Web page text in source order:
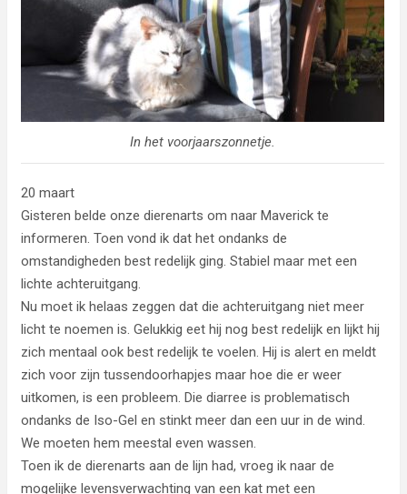
In het voorjaarszonnetje.
20 maart
Gisteren belde onze dierenarts om naar Maverick te
informeren. Toen vond ik dat het ondanks de
omstandigheden best redelijk ging. Stabiel maar met een
lichte achteruitgang.
Nu moet ik helaas zeggen dat die achteruitgang niet meer
licht te noemen is. Gelukkig eet hij nog best redelijk en lijkt hij
zich mentaal ook best redelijk te voelen. Hij is alert en meldt
zich voor zijn tussendoorhapjes maar hoe die er weer
uitkomen, is een probleem. Die diarree is problematisch
ondanks de Iso-Gel en stinkt meer dan een uur in de wind.
We moeten hem meestal even wassen.
Toen ik de dierenarts aan de lijn had, vroeg ik naar de
mogelijke levensverwachting van een kat met een